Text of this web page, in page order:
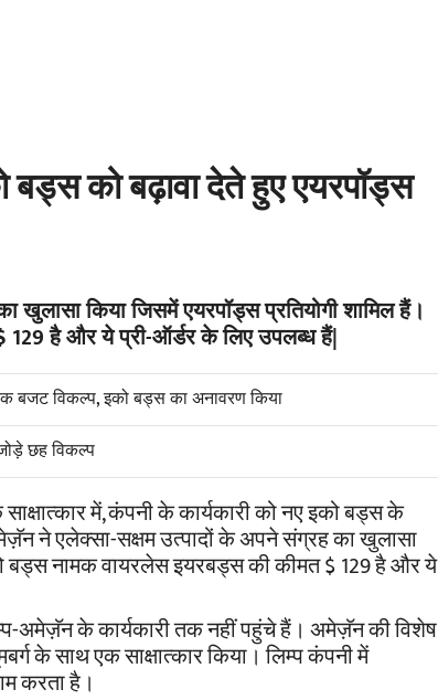
को बढ़ावा देते हुए एयरपॉड्स
किया जिसमें एयरपॉड्स प्रतियोगी शामिल हैं।
है और ये प्री-ऑर्डर के लिए उपलब्ध हैं|
बजट विकल्प, इको बड्स का अनावरण किया
छह विकल्प
में, कंपनी के कार्यकारी को नए इको बड्स के
ने एलेक्सा-सक्षम उत्पादों के अपने संग्रह का खुलासा
बड्स नामक वायरलेस इयरबड्स की कीमत $ 129 है और ये
अमेज़ॅन के कार्यकारी तक नहीं पहुंचे हैं। अमेज़ॅन की विशेष
के साथ एक साक्षात्कार किया। लिम्प कंपनी में
करता है।